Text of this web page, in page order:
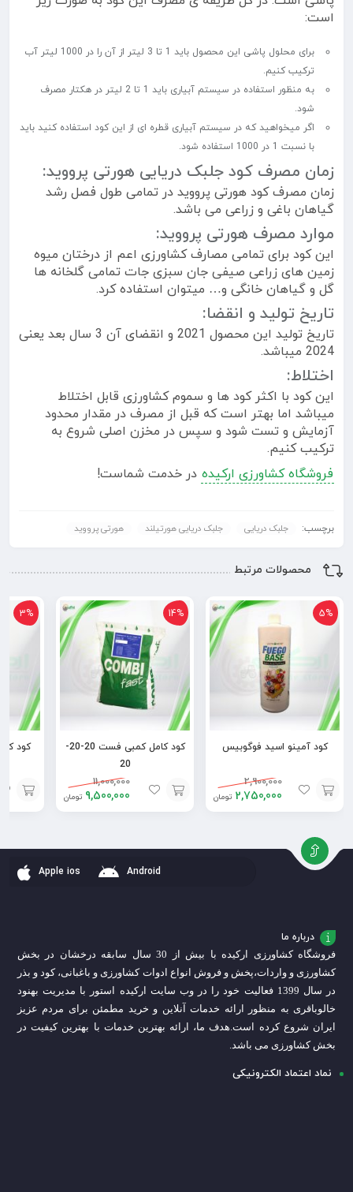
است:
برای محلول پاشی این محصول باید 1 تا 3 لیتر از آن را در 1000 لیتر آب
ترکیب کنیم.
به منظور استفاده در سیستم آبیاری باید 1 تا 2 لیتر در هکتار مصرف
شود.
اگر میخواهید که در سیستم آبیاری قطره ای از این کود استفاده کنید باید
با نسبت 1 در 1000 استفاده شود.
زمان مصرف کود جلبک دریایی هورتی پرووید:
زمان مصرف کود هورتی پرووید در تمامی طول فصل رشد
گیاهان باغی و زراعی می باشد.
موارد مصرف هورتی پرووید:
این کود برای تمامی مصارف کشاورزی اعم از درختان میوه
زمین های زراعی صیفی جان سبزی جات تمامی گلخانه ها
گل و گیاهان خانگی و… میتوان استفاده کرد.
تاریخ تولید و انقضا:
تاریخ تولید این محصول 2021 و انقضای آن 3 سال بعد یعنی
2024 میباشد.
اختلاط:
این کود با اکثر کود ها و سموم کشاورزی قابل اختلاط
میباشد اما بهتر است که قبل از مصرف در مقدار محدود
آزمایش و تست شود و سپس در مخزن اصلی شروع به
ترکیب کنیم.
فروشگاه کشاورزی ارکیده در خدمت شماست!
برچسب: جلبک دریایی جلبک دریایی هورتیلند هورتی پرووید
محصولات مرتبط
5%
کود آمینو اسید فوگوبیس
2,900,000
2,750,000 تومان
افزودن
به
سبد
14%
کود کامل کمبی فست 20-20-
20
11,000,000
9,500,000 تومان
افزودن
3%
افزودن
Apple ios Android
درباره ما
فروشگاه کشاورزی ارکیده با بیش از 30 سال سابقه درخشان در بخش
کشاورزی و واردات،پخش و فروش انواع ادوات کشاورزی و باغبانی، کود و بذر
در سال 1399 فعالیت خود را در وب سایت ارکیده استور با مدیریت بهنود
خالوباقری به منظور ارائه خدمات آنلاین و خرید مطمئن برای مردم عزیز
ایران شروع کرده است.هدف ما، ارائه بهترین خدمات با بهترین کیفیت در
بخش کشاورزی می باشد.
نماد اعتماد الکترونیکی